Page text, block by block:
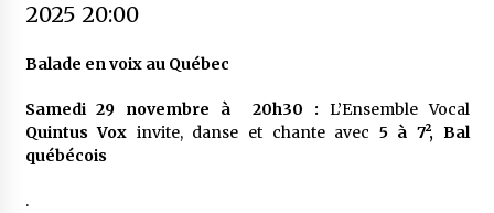
2025 20:00
Balade en voix au Québec
Samedi 29 novembre à 20h30 : L’Ensemble Vocal
Quintus Vox invite, danse et chante avec 5 à 7², Bal
québécois
.